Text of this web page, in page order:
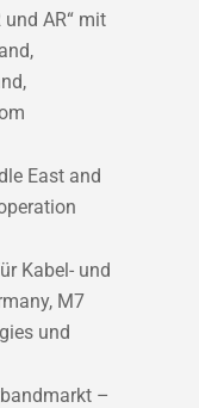
und AR“ mit
East and
Kabel- und
M7
und
–